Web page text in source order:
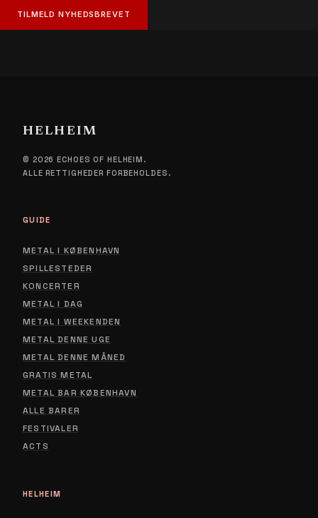
TILMELD NYHEDSBREVET
HELHEIM
© 2026 ECHOES OF HELHEIM.
ALLE RETTIGHEDER FORBEHOLDES.
GUIDE
METAL I KØBENHAVN
SPILLESTEDER
KONCERTER
METAL I DAG
METAL I WEEKENDEN
METAL DENNE UGE
METAL DENNE MÅNED
GRATIS METAL
METAL BAR KØBENHAVN
ALLE BARER
FESTIVALER
ACTS
HELHEIM